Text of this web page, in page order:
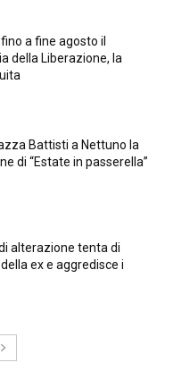
a fine agosto il
della Liberazione, la
Battisti a Nettuno la
di “Estate in passerella”
alterazione tenta di
ex e aggredisce i